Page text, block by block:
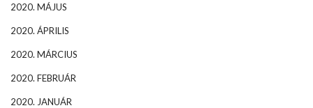
2020. MÁJUS
2020. ÁPRILIS
2020. MÁRCIUS
2020. FEBRUÁR
2020. JANUÁR